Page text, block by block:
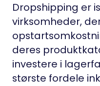
Dropshipping er
virksomheder,
deres
investere i
største fordele